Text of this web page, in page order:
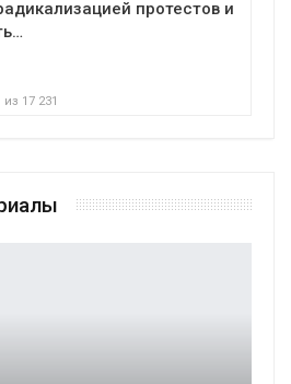
протестов и
из 17 231